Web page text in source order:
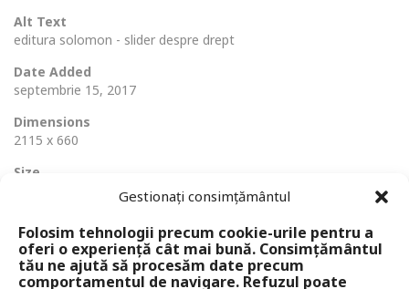
Gestionați consimțământul
Folosim tehnologii precum cookie-urile pentru a
oferi o experiență cât mai bună. Consimțământul
tău ne ajută să procesăm date precum
comportamentul de navigare. Refuzul poate
Alt Text
editura solomon - slider despre drept
Date Added
septembrie 15, 2017
Dimensions
2115 x 660
Size